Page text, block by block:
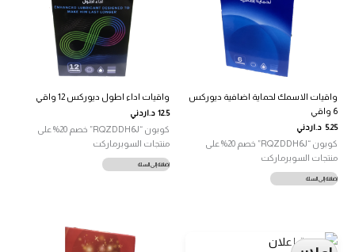
واقيات الاسمك لحماية اضافية ديوركس
6 واقي
5.25 د.اردني
كوبون “RQZDDH6J” خصم 20% على
منتجات السوبرماركت
إضافة إلى السلة
واقيات اداء اطول ديوركس 12 واقي
12.5 د.اردني
كوبون “RQZDDH6J” خصم 20% على
منتجات السوبرماركت
إضافة إلى السلة